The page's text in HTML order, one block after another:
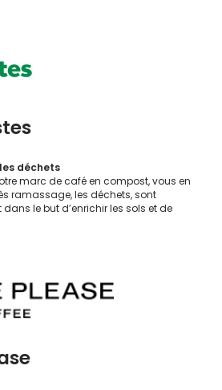
déchets
marc de café en compost, vous en
ramassage, les déchets, sont
le but d’enrichir les sols et de